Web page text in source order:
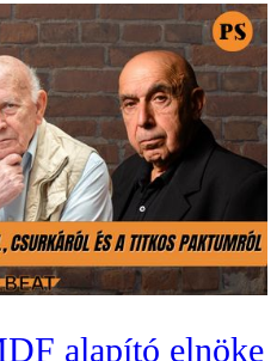
alapító elnöke